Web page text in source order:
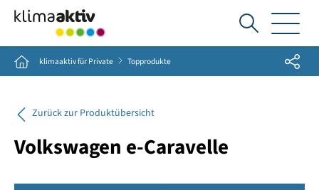
Ich
suche...
Home klimaaktiv für Private Topprodukte Share
Zurück zur Produktübersicht
Volkswagen e-Caravelle